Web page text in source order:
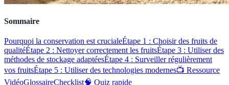
Sommaire
Pourquoi la conservation est crucialeÉtape 1 : Choisir des fruits de
qualitéÉtape 2 : Nettoyer correctement les fruitsÉtape 3 : Utiliser des
méthodes de stockage adaptéesÉtape 4 : Surveiller régulièrement
vos fruitsÉtape 5 : Utiliser des technologies modernes📺 Ressource
VidéoGlossaireChecklist🧠 Quiz rapide